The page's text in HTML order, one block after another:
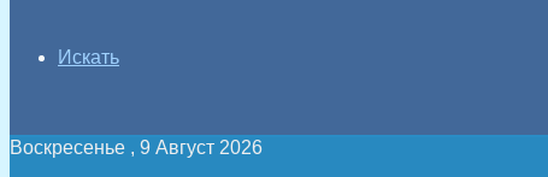
Искать
Воскресенье , 9 Август 2026